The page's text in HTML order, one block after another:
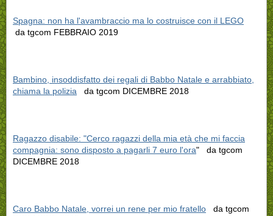
Spagna: non ha l'avambraccio ma lo costruisce con il LEGO
da tgcom FEBBRAIO 2019
Bambino, insoddisfatto dei regali di Babbo Natale e arrabbiato,
chiama la polizia da tgcom DICEMBRE 2018
Ragazzo disabile: "Cerco ragazzi della mia età che mi faccia
compagnia: sono disposto a pagarli 7 euro l'ora" da tgcom
DICEMBRE 2018
Caro Babbo Natale, vorrei un rene per mio fratello da tgcom